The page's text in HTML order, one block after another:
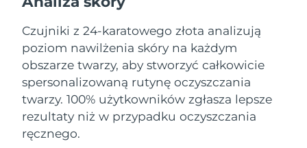
Czujniki z 24-karatowego złota analizują
poziom nawilżenia skóry na każdym
obszarze twarzy, aby stworzyć całkowicie
spersonalizowaną rutynę oczyszczania
twarzy. 100% użytkowników zgłasza lepsze
rezultaty niż w przypadku oczyszczania
ręcznego.
Liban
Litwa
Oczekiwany czas dostawy
8/9/26
Luksemburg
Oczekiwany czas dostawy
8/9/26
SRA Makau (Chiny)